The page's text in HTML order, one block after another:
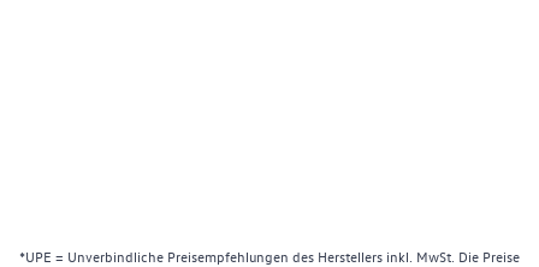
*UPE = Unverbindliche Preisempfehlungen des Herstellers inkl. MwSt. Die Preise